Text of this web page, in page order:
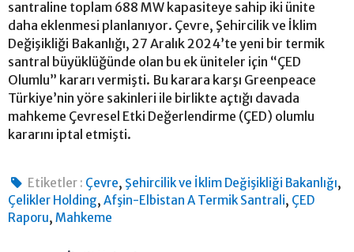
santraline toplam 688 MW kapasiteye sahip iki ünite
daha eklenmesi planlanıyor. Çevre, Şehircilik ve İklim
Değişikliği Bakanlığı, 27 Aralık 2024’te yeni bir termik
santral büyüklüğünde olan bu ek üniteler için “ÇED
Olumlu” kararı vermişti. Bu karara karşı Greenpeace
Türkiye’nin yöre sakinleri ile birlikte açtığı davada
mahkeme Çevresel Etki Değerlendirme (ÇED) olumlu
kararını iptal etmişti.
Etiketler : Çevre, Şehircilik ve İklim Değişikliği Bakanlığı,
Çelikler Holding, Afşin-Elbistan A Termik Santrali, ÇED
Raporu, Mahkeme